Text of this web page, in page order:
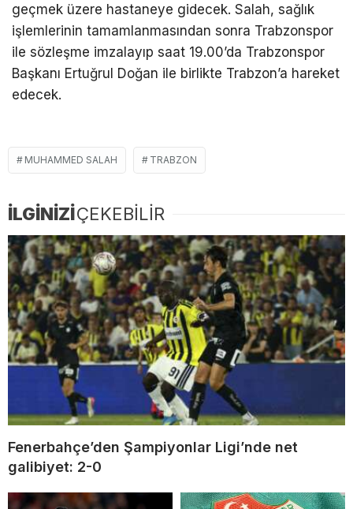
geçmek üzere hastaneye gidecek. Salah, sağlık
işlemlerinin tamamlanmasından sonra Trabzonspor
ile sözleşme imzalayıp saat 19.00’da Trabzonspor
Başkanı Ertuğrul Doğan ile birlikte Trabzon’a hareket
edecek.
MUHAMMED SALAH TRABZON
İLGİNİZİÇEKEBİLİR
Fenerbahçe’den Şampiyonlar Ligi’nde net
galibiyet: 2-0